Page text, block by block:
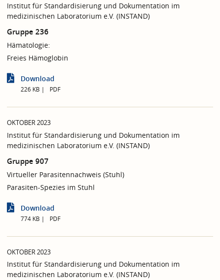
Institut für Standardisierung und Dokumentation im
medizinischen Laboratorium e.V. (INSTAND)
Gruppe 236
Hämatologie:
Freies Hämoglobin
Download
226 KB PDF
OKTOBER 2023
Institut für Standardisierung und Dokumentation im
medizinischen Laboratorium e.V. (INSTAND)
Gruppe 907
Virtueller Parasitennachweis (Stuhl)
Parasiten-Spezies im Stuhl
Download
774 KB PDF
OKTOBER 2023
Institut für Standardisierung und Dokumentation im
medizinischen Laboratorium e.V. (INSTAND)